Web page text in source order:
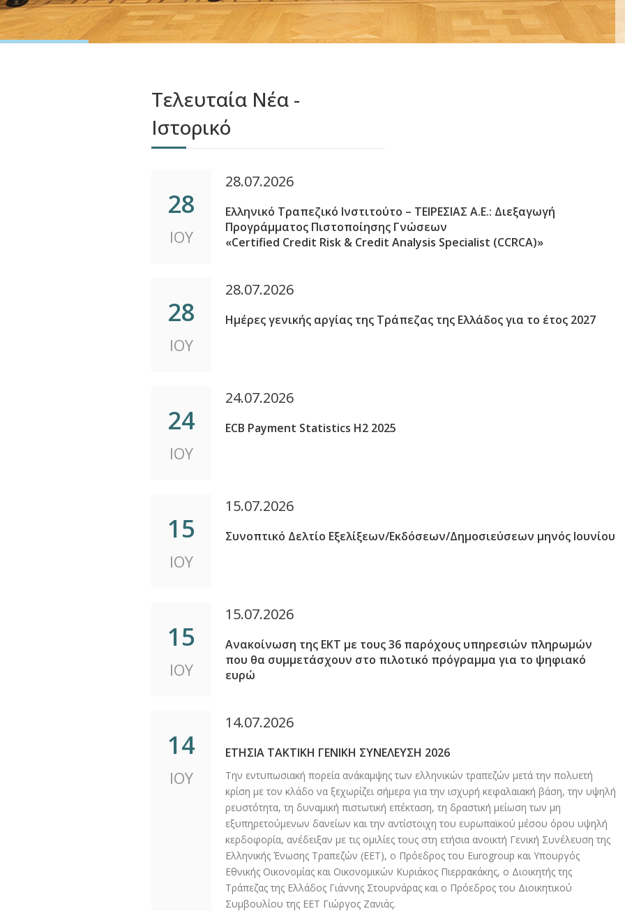
Τελευταία Νέα -
Ιστορικό
28
ΙΟΥ
28.07.2026
Ελληνικό Τραπεζικό Ινστιτούτο – ΤΕΙΡΕΣΙΑΣ Α.Ε.: Διεξαγωγή
Προγράμματος Πιστοποίησης Γνώσεων
«Certified Credit Risk & Credit Analysis Specialist (CCRCA)»
28
ΙΟΥ
28.07.2026
Ημέρες γενικής αργίας της Τράπεζας της Ελλάδος για το έτος 2027
24
ΙΟΥ
24.07.2026
ECB Payment Statistics H2 2025
15
ΙΟΥ
15.07.2026
Συνοπτικό Δελτίο Εξελίξεων/Εκδόσεων/Δημοσιεύσεων μηνός Ιουνίου
15
ΙΟΥ
15.07.2026
Ανακοίνωση της ΕΚΤ με τους 36 παρόχους υπηρεσιών πληρωμών
που θα συμμετάσχουν στο πιλοτικό πρόγραμμα για το ψηφιακό
ευρώ
14
ΙΟΥ
14.07.2026
ΕΤΗΣΙΑ ΤΑΚΤΙΚΗ ΓΕΝΙΚΗ ΣΥΝΕΛΕΥΣΗ 2026
Την εντυπωσιακή πορεία ανάκαμψης των ελληνικών τραπεζών μετά την πολυετή
κρίση με τον κλάδο να ξεχωρίζει σήμερα για την ισχυρή κεφαλαιακή βάση, την υψηλή
ρευστότητα, τη δυναμική πιστωτική επέκταση, τη δραστική μείωση των μη
εξυπηρετούμενων δανείων και την αντίστοιχη του ευρωπαϊκού μέσου όρου υψηλή
κερδοφορία, ανέδειξαν με τις ομιλίες τους στη ετήσια ανοικτή Γενική Συνέλευση της
Ελληνικής Ένωσης Τραπεζών (ΕΕΤ), ο Πρόεδρος του Eurogroup και Υπουργός
Εθνικής Οικονομίας και Οικονομικών Κυριάκος Πιερρακάκης, ο Διοικητής της
Τράπεζας της Ελλάδος Γιάννης Στουρνάρας και ο Πρόεδρος του Διοικητικού
Συμβουλίου της ΕΕΤ Γιώργος Ζανιάς.